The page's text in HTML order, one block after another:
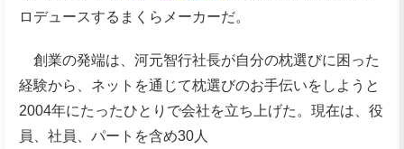
ロデュースするまくらメーカーだ。
創業の発端は、河元智行社長が自分の枕選びに困った
経験から、ネットを通じて枕選びのお手伝いをしようと
2004年にたったひとりで会社を立ち上げた。現在は、役
員、社員、パートを含め30人